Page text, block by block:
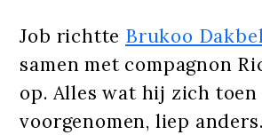
Job richtte Brukoo
samen met compagnon
op. Alles wat hij zich toen
voorgenomen, liep